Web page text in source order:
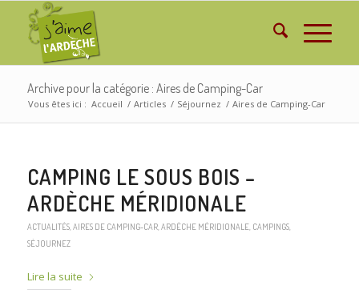
Archive pour la catégorie : Aires de Camping-Car
Vous êtes ici : Accueil / Articles / Séjournez / Aires de Camping-Car
CAMPING LE SOUS BOIS –
ARDÈCHE MÉRIDIONALE
ACTUALITÉS, AIRES DE CAMPING-CAR, ARDÈCHE MÉRIDIONALE, CAMPINGS,
SÉJOURNEZ
Lire la suite